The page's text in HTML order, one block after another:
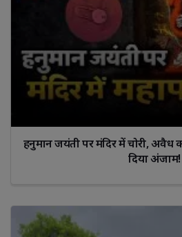
हनुमान जयंती पर मंदिर में चोरी, अवैध
दिया अंजाम!